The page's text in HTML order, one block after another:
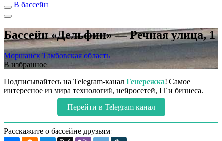
В бассейн
Бассейн «Дельфин» — Речная улица, 1
Моршанск Тамбовская область
В избранное
Подписывайтесь на Telegram-канал Генережка! Самое
интересное из мира технологий, нейросетей, IT и бизнеса.
Перейти в Telegram канал
Расскажите о бассейне друзьям: